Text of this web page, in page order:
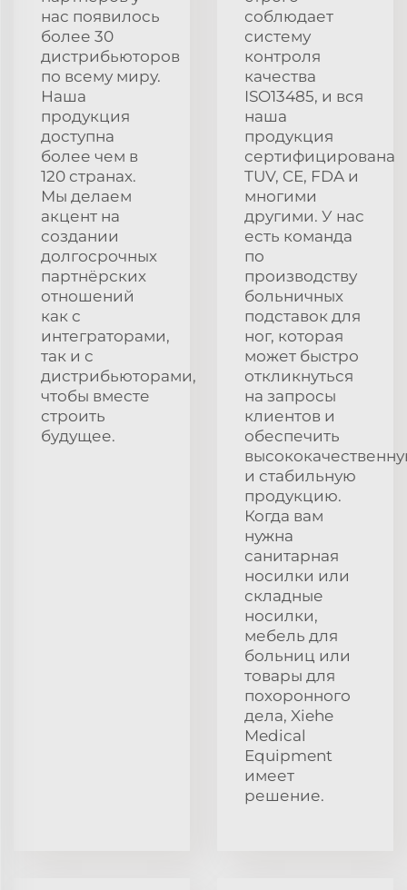
нас появилось
более 30
дистрибьюторов
по всему миру.
Наша
продукция
доступна
более чем в
120 странах.
Мы делаем
акцент на
создании
долгосрочных
партнёрских
отношений
как с
интеграторами,
так и с
дистрибьюторами,
чтобы вместе
строить
будущее.
соблюдает
систему
контроля
качества
ISO13485, и вся
наша
продукция
сертифицирована
TUV, CE, FDA и
многими
другими. У нас
есть команда
по
производству
больничных
подставок для
ног, которая
может быстро
откликнуться
на запросы
клиентов и
обеспечить
и стабильную
продукцию.
Когда вам
нужна
санитарная
носилки или
складные
носилки,
мебель для
больниц или
товары для
похоронного
дела, Xiehe
Medical
Equipment
имеет
решение.